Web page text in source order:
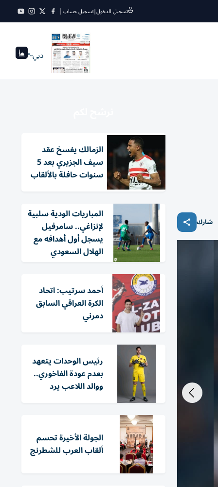
تسجيل الدخول|تسجيل حساب
دبي--°
شارك
الزمالك يفسخ عقد
سيف الجزيري بعد 5
سنوات حافلة بالألقاب
المباريات الودية سلبية
لإنزاغي.. سامرفيل
يسجل أول أهدافه مع
الهلال السعودي
أحمد سرتيب: اتحاد
الكرة العراقي السابق
دمرني
رئيس الوحدات يتعهد
بعدم عودة الفاخوري..
ووالد اللاعب يرد
الجولة الأخيرة تحسم
ألقاب العرب للشطرنج